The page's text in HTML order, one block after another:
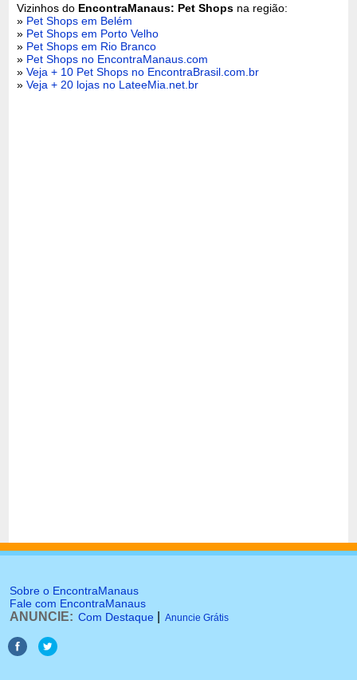
Vizinhos do EncontraManaus: Pet Shops na região:
» Pet Shops em Belém
» Pet Shops em Porto Velho
» Pet Shops em Rio Branco
» Pet Shops no EncontraManaus.com
»Veja + 10 Pet Shops no EncontraBrasil.com.br
»Veja + 20 lojas no LateeMia.net.br
Sobre o EncontraManaus
Fale com EncontraManaus
ANUNCIE: Com Destaque Anuncie Grátis